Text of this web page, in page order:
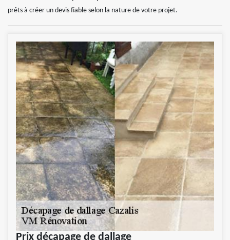
prêts à créer un devis fiable selon la nature de votre projet.
Prix décapage de dallage